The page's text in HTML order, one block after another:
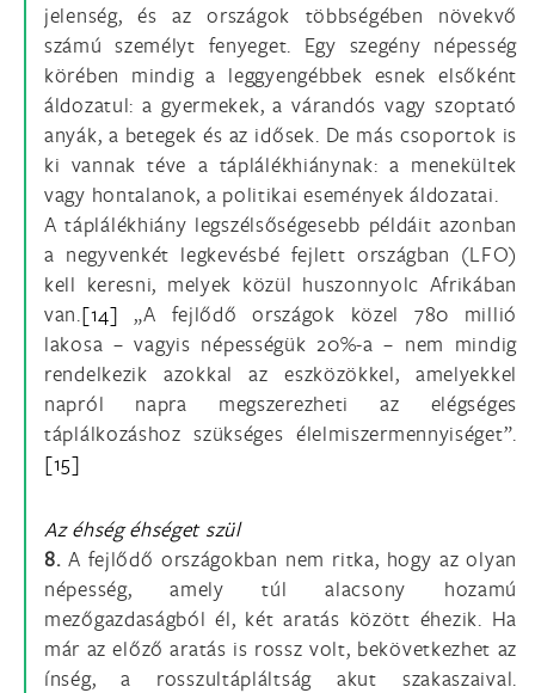
jelenség, és az országok többségében növekvő
számú személyt fenyeget. Egy szegény népesség
körében mindig a leggyengébbek esnek elsőként
áldozatul: a gyermekek, a várandós vagy szoptató
anyák, a betegek és az idősek. De más csoportok is
ki vannak téve a táplálékhiánynak: a menekültek
vagy hontalanok, a politikai események áldozatai.
A táplálékhiány legszélsőségesebb példáit azonban
a negyvenkét legkevésbé fejlett országban (LFO)
kell keresni, melyek közül huszonnyolc Afrikában
van.[14] „A fejlődő országok közel 780 millió
lakosa – vagyis népességük 20%-a – nem mindig
rendelkezik azokkal az eszközökkel, amelyekkel
napról napra megszerezheti az elégséges
táplálkozáshoz szükséges élelmiszermennyiséget”.
[15]
Az éhség éhséget szül
8. A fejlődő országokban nem ritka, hogy az olyan
népesség, amely túl alacsony hozamú
mezőgazdaságból él, két aratás között éhezik. Ha
már az előző aratás is rossz volt, bekövetkezhet az
ínség, a rosszultápláltság akut szakaszaival.